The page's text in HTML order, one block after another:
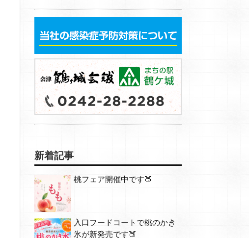
新着記事
桃フェア開催中です🍑
入口フードコートで桃のかき
氷が新発売です🍑